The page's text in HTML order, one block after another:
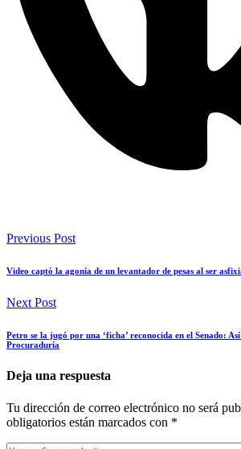
Previous Post
Video captó la agonía de un levantador de pesas al ser
Next Post
Petro se la jugó por una ‘ficha’ reconocida en el Senado:
Procuraduría
Deja una respuesta
Tu dirección de correo electrónico no será
obligatorios están marcados con *